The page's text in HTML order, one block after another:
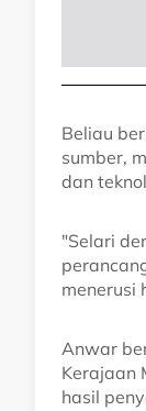
Beliau
sumber,
dan
"Selari
menerusi
Anwar
Kerajaan
hasil